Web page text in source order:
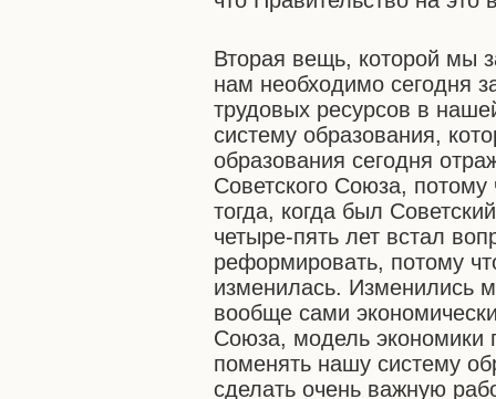
Вторая вещь, которой мы
нам необходимо сегодня
трудовых ресурсов в
систему образования,
образования сегодня
Советского Союза, потому
тогда, когда был
четыре-пять лет встал
реформировать, потому
изменилась. Изменились
вообще сами
Союза, модель экономики
поменять нашу систему
сделать очень важную